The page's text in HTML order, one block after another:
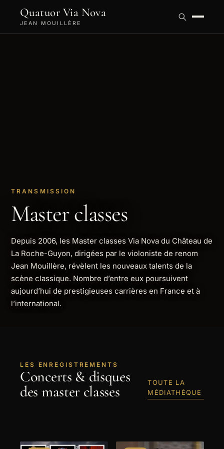
Quatuor Via Nova
JEAN MOUILLÈRE
TRANSMISSION
Master classes
Depuis 2006, les Master classes Via Nova du Château de
La Roche-Guyon, dirigées par le violoniste de renom
Jean Mouillère, révèlent les nouveaux talents de la
scène classique. Nombre d’entre eux poursuivent
aujourd’hui de prestigieuses carrières en France et à
l’international.
LES ENREGISTREMENTS
Concerts & disques
des master classes
TOUTE LA
MÉDIATHÈQUE